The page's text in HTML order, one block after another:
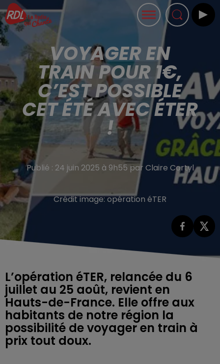
VOYAGER EN
TRAIN POUR 1€,
C’EST POSSIBLE
CET ÉTÉ AVEC ÉTER
!
Publié : 24 juin 2025 à 9h55 par Claire Cortyl
Crédit image:opération éTER
L’opération éTER, relancée du 6
juillet au 25 août, revient en
Hauts-de-France. Elle offre aux
habitants de notre région la
possibilité de voyager en train à
prix tout doux.